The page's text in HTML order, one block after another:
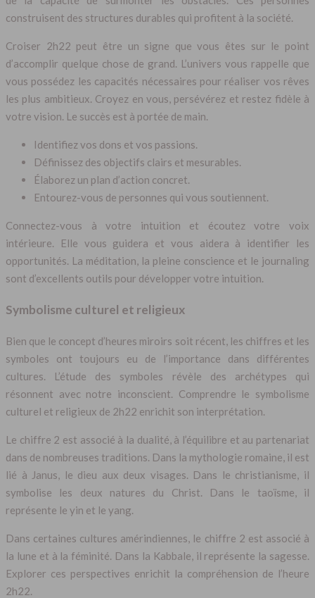
construisent des structures durables qui profitent à la société.
Croiser 2h22 peut être un signe que vous êtes sur le point
d’accomplir quelque chose de grand. L’univers vous rappelle que
vous possédez les capacités nécessaires pour réaliser vos rêves
les plus ambitieux. Croyez en vous, persévérez et restez fidèle à
votre vision. Le succès est à portée de main.
Identifiez vos dons et vos passions.
Définissez des objectifs clairs et mesurables.
Élaborez un plan d’action concret.
Entourez-vous de personnes qui vous soutiennent.
Connectez-vous à votre intuition et écoutez votre voix
intérieure. Elle vous guidera et vous aidera à identifier les
opportunités. La méditation, la pleine conscience et le journaling
sont d’excellents outils pour développer votre intuition.
Symbolisme culturel et religieux
Bien que le concept d’heures miroirs soit récent, les chiffres et les
symboles ont toujours eu de l’importance dans différentes
cultures. L’étude des symboles révèle des archétypes qui
résonnent avec notre inconscient. Comprendre le symbolisme
culturel et religieux de 2h22 enrichit son interprétation.
Le chiffre 2 est associé à la dualité, à l’équilibre et au partenariat
dans de nombreuses traditions. Dans la mythologie romaine, il est
lié à Janus, le dieu aux deux visages. Dans le christianisme, il
symbolise les deux natures du Christ. Dans le taoïsme, il
représente le yin et le yang.
Dans certaines cultures amérindiennes, le chiffre 2 est associé à
la lune et à la féminité. Dans la Kabbale, il représente la sagesse.
Explorer ces perspectives enrichit la compréhension de l’heure
2h22.